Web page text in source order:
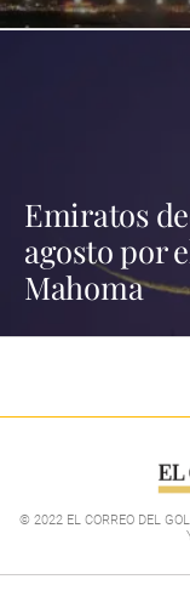
Emiratos
agosto por
Mahoma
© 2022 EL CORREO DEL